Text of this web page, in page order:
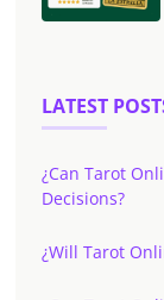
LATEST
¿Can Tarot
Decisions?
¿Will Tarot